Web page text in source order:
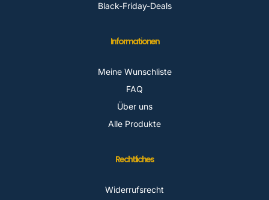
Black-Friday-Deals
Informationen
Meine Wunschliste
FAQ
Über uns
Alle Produkte
Rechtliches
Widerrufsrecht